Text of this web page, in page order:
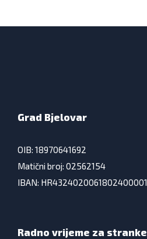
Grad Bjelovar
OIB: 18970641692
Matični broj: 02562154
IBAN: HR4324020061802400001
Radno vrijeme za stranke